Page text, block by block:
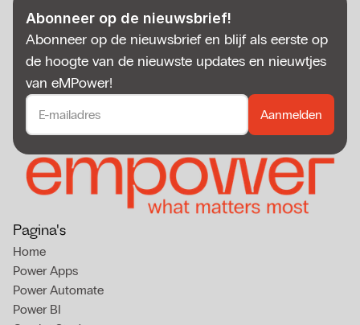
Abonneer op de nieuwsbrief!
Abonneer op de nieuwsbrief en blijf als eerste op
de hoogte van de nieuwste updates en nieuwtjes
van eMPower!
Pagina's
Home
Power Apps
Power Automate
Power BI